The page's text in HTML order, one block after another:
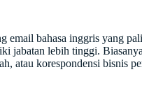
email bahasa inggris yang
jabatan lebih tinggi.
atau korespondensi bisnis